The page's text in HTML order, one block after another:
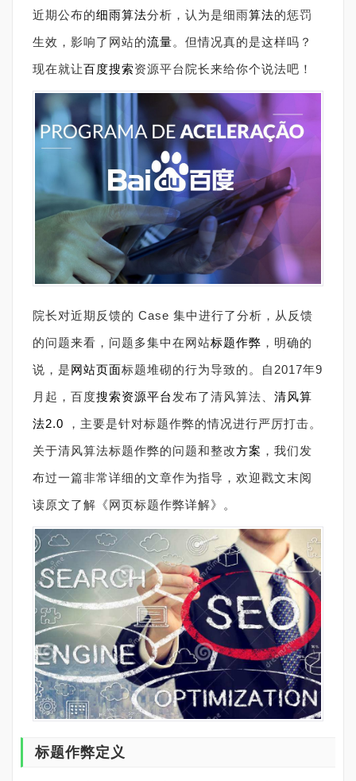
近期公布的细雨算法分析，认为是细雨算法的惩罚
生效，影响了网站的流量。但情况真的是这样吗？
现在就让百度搜索资源平台院长来给你个说法吧！
院长对近期反馈的 Case 集中进行了分析，从反馈
的问题来看，问题多集中在网站标题作弊 ，明确的
说，是网站页面标题堆砌的行为导致的。自2017年9
月起，百度搜索资源平台发布了清风算法、 清风算
法2.0 ，主要是针对标题作弊的情况进行严厉打击。
关于清风算法标题作弊的问题和整改方案 ，我们发
布过一篇非常详细的文章作为指导，欢迎戳文末阅
读原文了解《网页标题作弊详解》。
标题作弊定义